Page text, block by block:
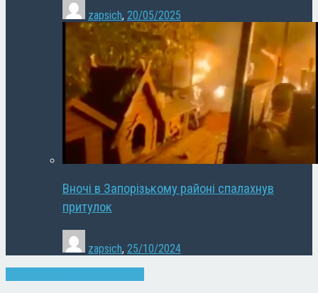
zapsich, 20/05/2025
Вночі в Запорізькому районі спалахнув
притулок
zapsich, 25/10/2024